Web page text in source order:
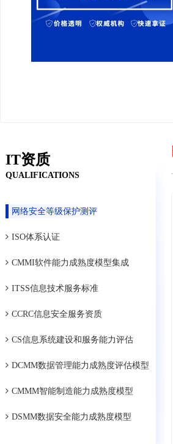
IT资质
QUALIFICATIONS
网络安全等级保护测评
ISO体系认证
CMMI软件能力成熟度模型集成
ITSS信息技术服务标准
CCRC信息安全服务资质
CS信息系统建设和服务能力评估
DCMM数据管理能力成熟度评估模型
CMMM智能制造能力成熟度模型
DSMM数据安全能力成熟度模型